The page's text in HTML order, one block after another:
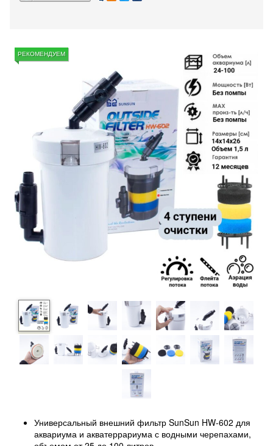
РЕКОМЕНДУЕМ
Универсальный внешний фильтр SunSun HW-602 для
аквариума и акватеррариума с водными черепахами,